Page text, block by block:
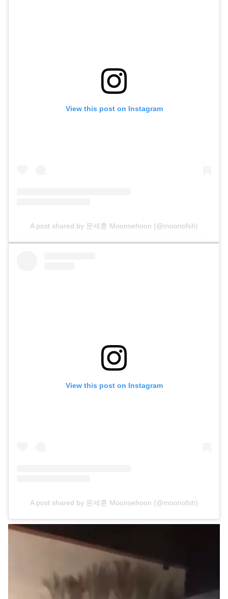
View this post on Instagram
A post shared by 문세훈 Moonsehoon (@moonofsh)
View this post on Instagram
A post shared by 문세훈 Moonsehoon (@moonofsh)